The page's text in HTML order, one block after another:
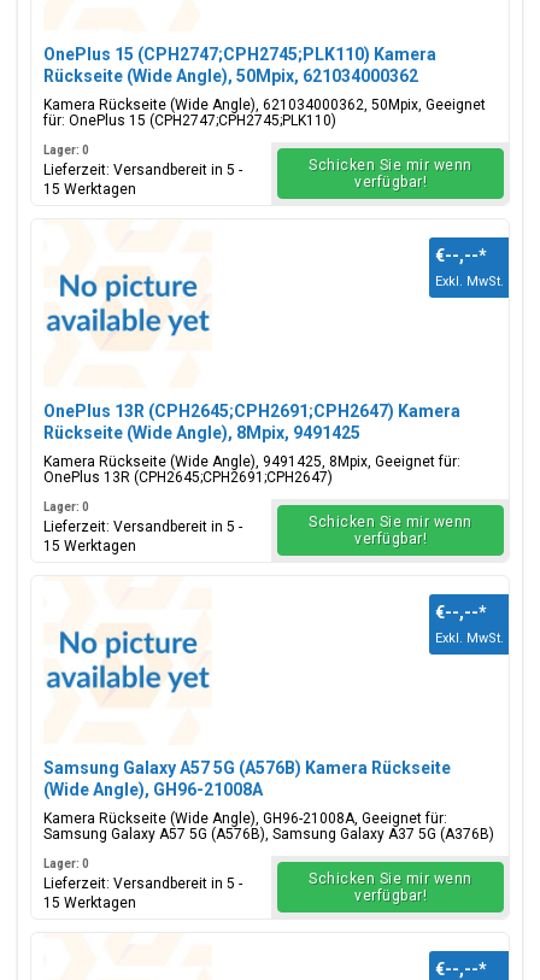
OnePlus 15 (CPH2747;CPH2745;PLK110) Kamera
Rückseite (Wide Angle), 50Mpix, 621034000362
Kamera Rückseite (Wide Angle), 621034000362, 50Mpix, Geeignet
für: OnePlus 15 (CPH2747;CPH2745;PLK110)
Lager: 0
Lieferzeit: Versandbereit in 5 -
15 Werktagen
Schicken Sie mir wenn
verfügbar!
OnePlus 13R (CPH2645;CPH2691;CPH2647) Kamera
Rückseite (Wide Angle), 8Mpix, 9491425
Kamera Rückseite (Wide Angle), 9491425, 8Mpix, Geeignet für:
OnePlus 13R (CPH2645;CPH2691;CPH2647)
€--,--*
Exkl. MwSt.
Lager: 0
Lieferzeit: Versandbereit in 5 -
15 Werktagen
Schicken Sie mir wenn
verfügbar!
Samsung Galaxy A57 5G (A576B) Kamera Rückseite
(Wide Angle), GH96-21008A
Kamera Rückseite (Wide Angle), GH96-21008A, Geeignet für:
Samsung Galaxy A57 5G (A576B), Samsung Galaxy A37 5G (A376B)
€--,--*
Exkl. MwSt.
Lager: 0
Lieferzeit: Versandbereit in 5 -
15 Werktagen
Schicken Sie mir wenn
verfügbar!
€--,--*